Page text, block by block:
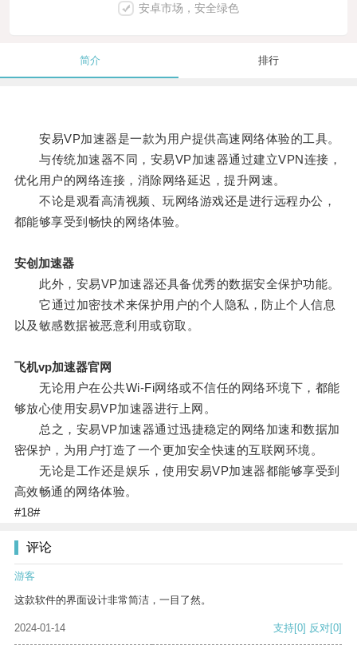
安卓市场，安全绿色
简介 排行
安易VP加速器是一款为用户提供高速网络体验的工具。
与传统加速器不同，安易VP加速器通过建立VPN连接，
优化用户的网络连接，消除网络延迟，提升网速。
不论是观看高清视频、玩网络游戏还是进行远程办公，
都能够享受到畅快的网络体验。
安创加速器
此外，安易VP加速器还具备优秀的数据安全保护功能。
它通过加密技术来保护用户的个人隐私，防止个人信息
以及敏感数据被恶意利用或窃取。
飞机vp加速器官网
无论用户在公共Wi-Fi网络或不信任的网络环境下，都能
够放心使用安易VP加速器进行上网。
总之，安易VP加速器通过迅捷稳定的网络加速和数据加
密保护，为用户打造了一个更加安全快速的互联网环境。
无论是工作还是娱乐，使用安易VP加速器都能够享受到
高效畅通的网络体验。
#18#
评论
游客
这款软件的界面设计非常简洁，一目了然。
2024-01-14 支持[0] 反对[0]